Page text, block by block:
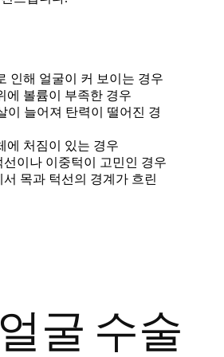
인해 얼굴이 커 보이는 경우
에 볼륨이 부족한 경우
이 늘어져 탄력이 떨어진 경
에 처짐이 있는 경우
선이나 이중턱이 고민인 경우
서 목과 턱선의 경계가 흐린
굴 수술